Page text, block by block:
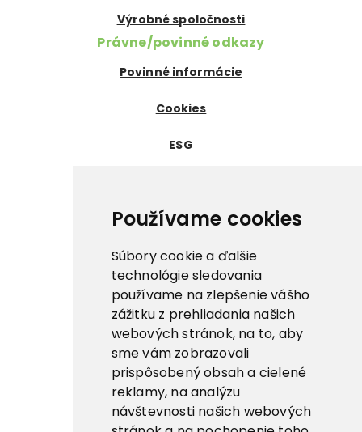
Používame cookies
Súbory cookie a ďalšie
technológie sledovania
používame na zlepšenie vášho
zážitku z prehliadania našich
webových stránok, na to, aby
sme vám zobrazovali
prispôsobený obsah a cielené
reklamy, na analýzu
návštevnosti našich webových
Výrobné spoločnosti
Právne/povinné odkazy
Povinné informácie
Cookies
ESG
Dôležité odkazy
Prima zmrzlina ↗
Pegas Premium ↗
La Panna ↗
Kariéra